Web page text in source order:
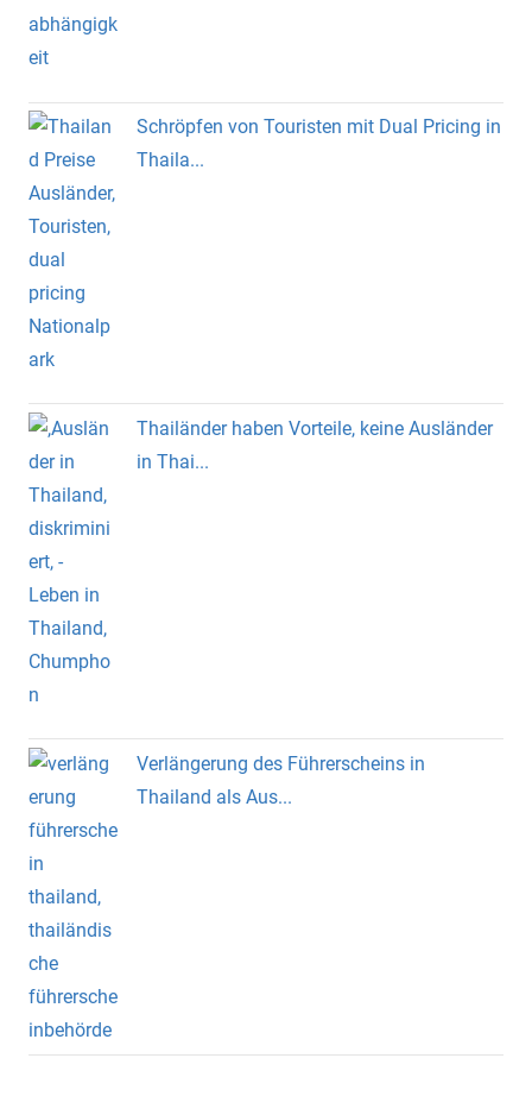
Schröpfen von Touristen mit Dual Pricing in
Thaila...
Thailänder haben Vorteile, keine Ausländer
in Thai...
Verlängerung des Führerscheins in
Thailand als Aus...